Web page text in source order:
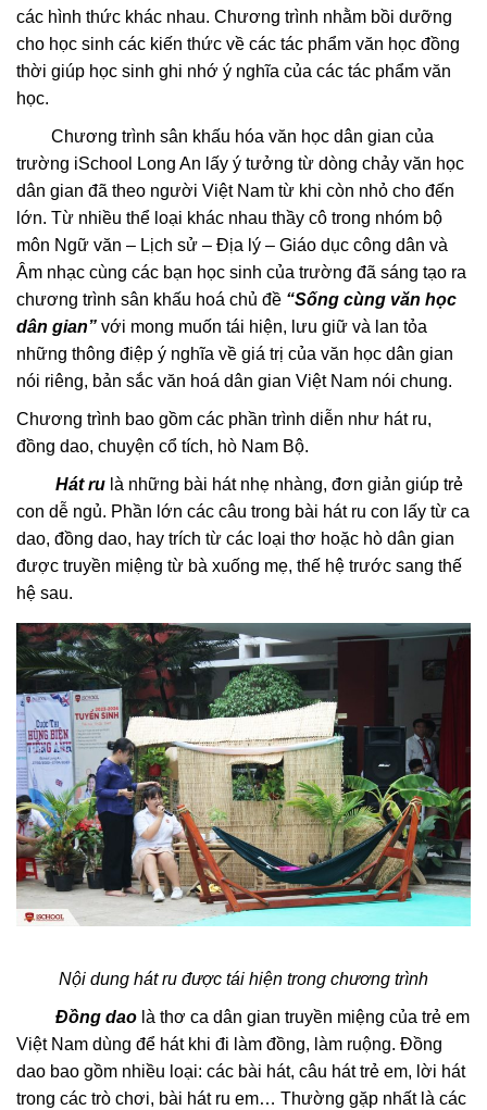
các hình thức khác nhau. Chương trình nhằm bồi dưỡng
cho học sinh các kiến thức về các tác phẩm văn học đồng
thời giúp học sinh ghi nhớ ý nghĩa của các tác phẩm văn
học.
Chương trình sân khấu hóa văn học dân gian của
trường iSchool Long An lấy ý tưởng từ dòng chảy văn học
dân gian đã theo người Việt Nam từ khi còn nhỏ cho đến
lớn. Từ nhiều thể loại khác nhau thầy cô trong nhóm bộ
môn Ngữ văn – Lịch sử – Địa lý – Giáo dục công dân và
Âm nhạc cùng các bạn học sinh của trường đã sáng tạo ra
chương trình sân khấu hoá chủ đề “Sống cùng văn học
dân gian” với mong muốn tái hiện, lưu giữ và lan tỏa
những thông điệp ý nghĩa về giá trị của văn học dân gian
nói riêng, bản sắc văn hoá dân gian Việt Nam nói chung.
Chương trình bao gồm các phần trình diễn như hát ru,
đồng dao, chuyện cổ tích, hò Nam Bộ.
Hát ru là những bài hát nhẹ nhàng, đơn giản giúp trẻ
con dễ ngủ. Phần lớn các câu trong bài hát ru con lấy từ ca
dao, đồng dao, hay trích từ các loại thơ hoặc hò dân gian
được truyền miệng từ bà xuống mẹ, thế hệ trước sang thế
hệ sau.
Nội dung hát ru được tái hiện trong chương trình
Đồng dao là thơ ca dân gian truyền miệng của trẻ em
Việt Nam dùng để hát khi đi làm đồng, làm ruộng. Đồng
dao bao gồm nhiều loại: các bài hát, câu hát trẻ em, lời hát
trong các trò chơi, bài hát ru em… Thường gặp nhất là các